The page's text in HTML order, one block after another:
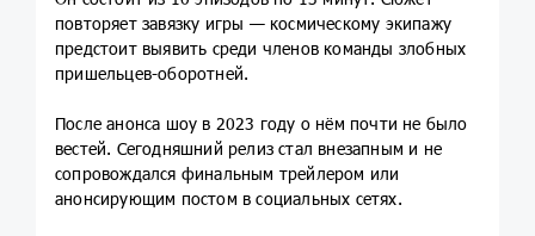
повторяет завязку игры — космическому экипажу
предстоит выявить среди членов команды злобных
пришельцев-оборотней.
После анонса шоу в 2023 году о нём почти не было
вестей. Сегодняшний релиз стал внезапным и не
сопровождался финальным трейлером или
анонсирующим постом в социальных сетях.